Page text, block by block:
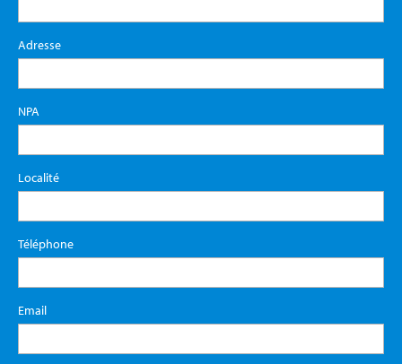
Adresse
NPA
Localité
Téléphone
Email